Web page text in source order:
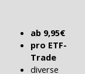
ab 9,95€
pro ETF-
Trade
diverse